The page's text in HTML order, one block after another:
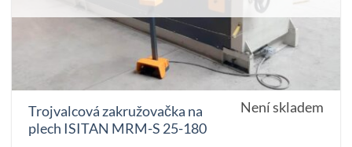
Trojvalcová zakružovačka na
plech ISITAN MRM-S 25-180
Není skladem